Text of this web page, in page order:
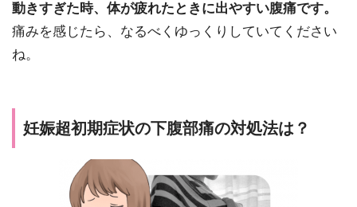
動きすぎた時、体が疲れたときに出やすい腹痛です。
痛みを感じたら、なるべくゆっくりしていてください
ね。
妊娠超初期症状の下腹部痛の対処法は？